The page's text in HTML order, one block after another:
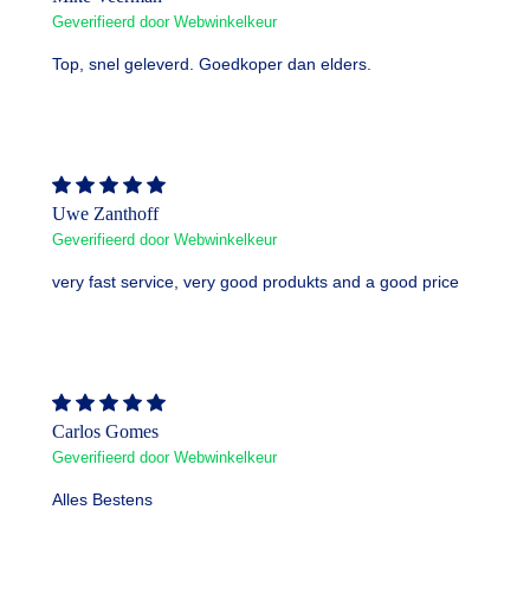
Geverifieerd door Webwinkelkeur
Top, snel geleverd. Goedkoper dan elders.
Uwe Zanthoff
Geverifieerd door Webwinkelkeur
very fast service, very good produkts and a good price
Carlos Gomes
Geverifieerd door Webwinkelkeur
Alles Bestens